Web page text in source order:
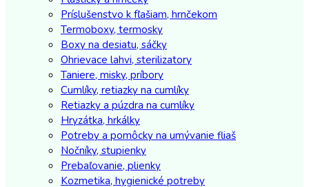
Príslušenstvo k fľašiam, hrnčekom
Termoboxy, termosky
Boxy na desiatu, sáčky
Ohrievace lahvi, sterilizatory
Taniere, misky, príbory
Cumlíky, retiazky na cumlíky
Retiazky a púzdra na cumlíky
Hryzátka, hrkálky
Potreby a pomôcky na umývanie fliaš
Nočníky, stupienky
Prebaľovanie, plienky
Kozmetika, hygienické potreby